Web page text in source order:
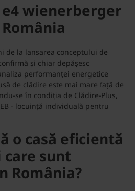
wienerberger
de la lansarea conceptului de
și chiar depășesc
performanței energetice
de clădire este mai mare față de
se în condiția de Clădire-Plus,
- locuință individuală pentru
o casă eficientă
sunt
România?